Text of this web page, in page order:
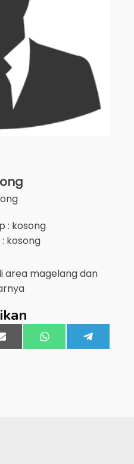
: kosong
kosong
area magelangdan
Share
on
Email Share
on
WhatsApp
on